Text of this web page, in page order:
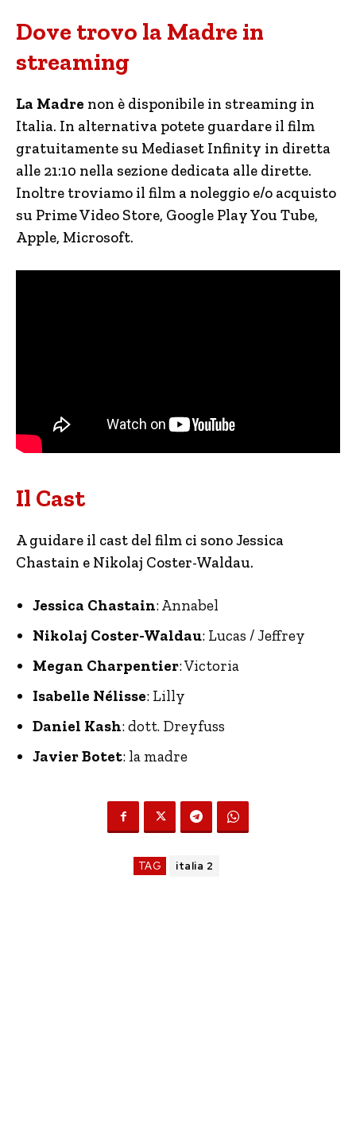
Dove trovo la Madre in
streaming
La Madre non è disponibile in streaming in
Italia. In alternativa potete guardare il film
gratuitamente su Mediaset Infinity in diretta
alle 21:10 nella sezione dedicata alle dirette.
Inoltre troviamo il film a noleggio e/o acquisto
su Prime Video Store, Google Play You Tube,
Apple, Microsoft.
Il Cast
A guidare il cast del film ci sono Jessica
Chastain e Nikolaj Coster-Waldau.
Jessica Chastain: Annabel
Nikolaj Coster-Waldau: Lucas / Jeffrey
Megan Charpentier: Victoria
Isabelle Nélisse: Lilly
Daniel Kash: dott. Dreyfuss
Javier Botet: la madre
TAG italia 2